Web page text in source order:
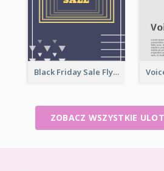
Black Friday Sale Flyer
ZOBACZ WSZYSTKIE